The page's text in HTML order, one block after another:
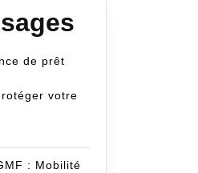
de prêt
votre
: Mobilité